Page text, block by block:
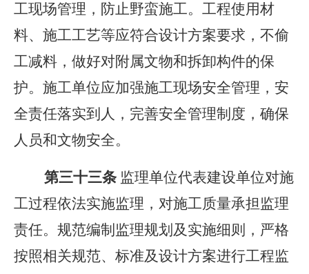
工现场管理，防止野蛮施工。工程使用材
料、施工工艺等应符合设计方案要求，不偷
工减料，做好对附属文物和拆卸构件的保
护。施工单位应加强施工现场安全管理，安
全责任落实到人，完善安全管理制度，确保
人员和文物安全。
第三十三条 监理单位代表建设单位对施
工过程依法实施监理，对施工质量承担监理
责任。规范编制监理规划及实施细则，严格
按照相关规范、标准及设计方案进行工程监